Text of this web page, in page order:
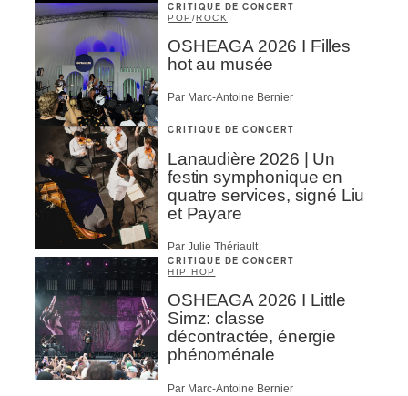
CRITIQUE DE CONCERT
POP /ROCK
OSHEAGA 2026 I Filles
hot au musée
Par Marc-Antoine Bernier
CRITIQUE DE CONCERT
Lanaudière 2026 | Un
festin symphonique en
quatre services, signé Liu
et Payare
Par Julie Thériault
CRITIQUE DE CONCERT
HIP HOP
OSHEAGA 2026 I Little
Simz: classe
décontractée, énergie
phénoménale
Par Marc-Antoine Bernier